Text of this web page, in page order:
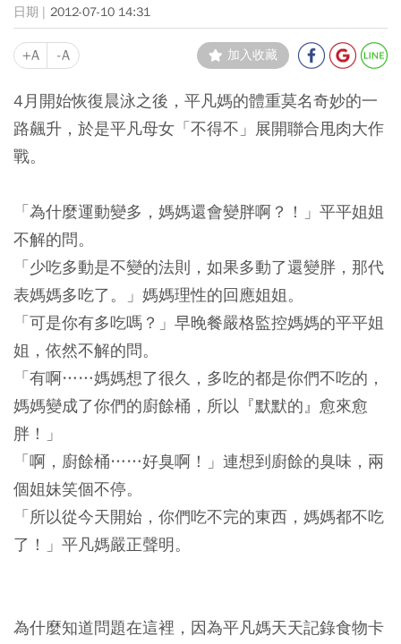
2012-07-10 14:31
+A -A 加入收藏
4月開始恢復晨泳之後，平凡媽的體重莫名奇妙的一
路飆升，於是平凡母女「不得不」展開聯合甩肉大作
戰。
「為什麼運動變多，媽媽還會變胖啊？！」平平姐姐
不解的問。
「少吃多動是不變的法則，如果多動了還變胖，那代
表媽媽多吃了。」媽媽理性的回應姐姐。
「可是你有多吃嗎？」早晚餐嚴格監控媽媽的平平姐
姐，依然不解的問。
「有啊……媽媽想了很久，多吃的都是你們不吃的，
媽媽變成了你們的廚餘桶，所以『默默的』愈來愈
胖！」
「啊，廚餘桶……好臭啊！」連想到廚餘的臭味，兩
個姐妹笑個不停。
「所以從今天開始，你們吃不完的東西，媽媽都不吃
了！」平凡媽嚴正聲明。
為什麼知道問題在這裡，因為平凡媽天天記錄食物卡